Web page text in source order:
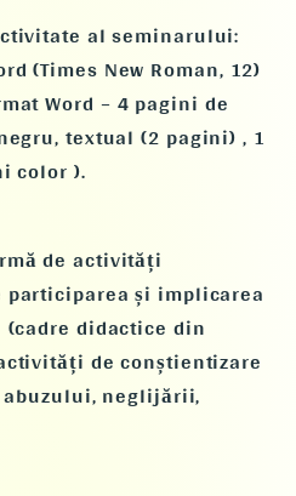
al seminarului:
(Times New Roman, 12)
Word – 4 pagini de
textual (2 pagini) , 1
color ).
de activități
și implicarea
didactice din
de conștientizare
neglijării,